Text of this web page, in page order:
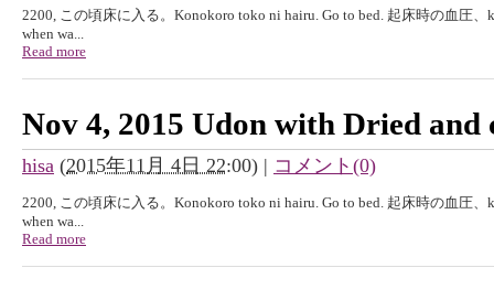
2200, この頃床に入る。Konokoro toko ni hairu. Go to bed. 起床時の血圧、
when wa...
Read more
Nov 4, 2015 Udon with Dried and
hisa (2015年11月 4日 22:00) | コメント(0)
2200, この頃床に入る。Konokoro toko ni hairu. Go to bed. 起床時の血圧、
when wa...
Read more